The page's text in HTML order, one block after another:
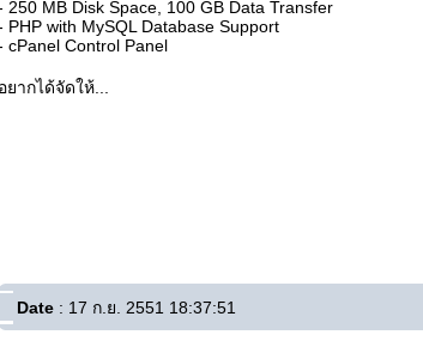
250 MB Disk Space, 100 GB Data Transfer
PHP with MySQL Database Support
cPanel Control Panel
อยากได้จัดให้...
Date : 17 ก.ย. 2551 18:37:51